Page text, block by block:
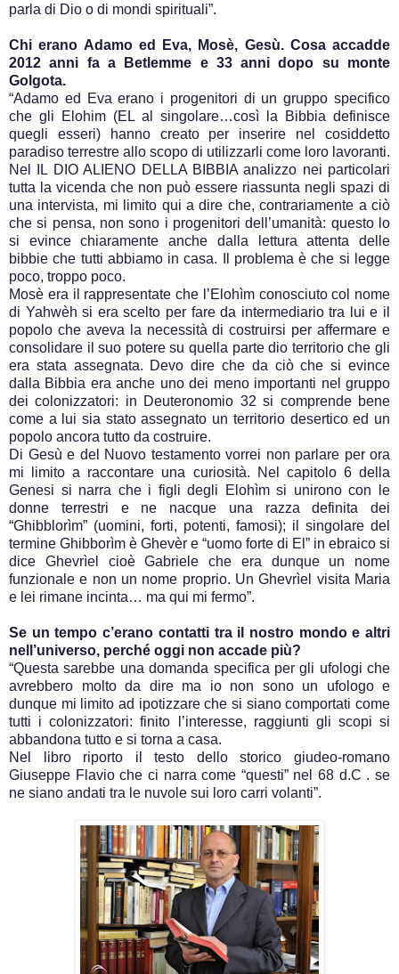
parla di Dio o di mondi spirituali”.
Chi erano Adamo ed Eva, Mosè, Gesù. Cosa accadde
2012 anni fa a Betlemme e 33 anni dopo su monte
Golgota.
“Adamo ed Eva erano i progenitori di un gruppo specifico
che gli Elohim (EL al singolare…così la Bibbia definisce
quegli esseri) hanno creato per inserire nel cosiddetto
paradiso terrestre allo scopo di utilizzarli come loro lavoranti.
Nel IL DIO ALIENO DELLA BIBBIA analizzo nei particolari
tutta la vicenda che non può essere riassunta negli spazi di
una intervista, mi limito qui a dire che, contrariamente a ciò
che si pensa, non sono i progenitori dell’umanità: questo lo
si evince chiaramente anche dalla lettura attenta delle
bibbie che tutti abbiamo in casa. Il problema è che si legge
poco, troppo poco.
Mosè era il rappresentate che l’Elohìm conosciuto col nome
di Yahwèh si era scelto per fare da intermediario tra lui e il
popolo che aveva la necessità di costruirsi per affermare e
consolidare il suo potere su quella parte dio territorio che gli
era stata assegnata. Devo dire che da ciò che si evince
dalla Bibbia era anche uno dei meno importanti nel gruppo
dei colonizzatori: in Deuteronomio 32 si comprende bene
come a lui sia stato assegnato un territorio desertico ed un
popolo ancora tutto da costruire.
Di Gesù e del Nuovo testamento vorrei non parlare per ora
mi limito a raccontare una curiosità. Nel capitolo 6 della
Genesi si narra che i figli degli Elohìm si unirono con le
donne terrestri e ne nacque una razza definita dei
“Ghibblorìm” (uomini, forti, potenti, famosi); il singolare del
termine Ghibborìm è Ghevèr e “uomo forte di El” in ebraico si
dice Ghevrìel cioè Gabriele che era dunque un nome
funzionale e non un nome proprio. Un Ghevrìel visita Maria
e lei rimane incinta… ma qui mi fermo”.
Se un tempo c’erano contatti tra il nostro mondo e altri
nell’universo, perché oggi non accade più?
“Questa sarebbe una domanda specifica per gli ufologi che
avrebbero molto da dire ma io non sono un ufologo e
dunque mi limito ad ipotizzare che si siano comportati come
tutti i colonizzatori: finito l’interesse, raggiunti gli scopi si
abbandona tutto e si torna a casa.
Nel libro riporto il testo dello storico giudeo-romano
Giuseppe Flavio che ci narra come “questi” nel 68 d.C . se
ne siano andati tra le nuvole sui loro carri volanti”.